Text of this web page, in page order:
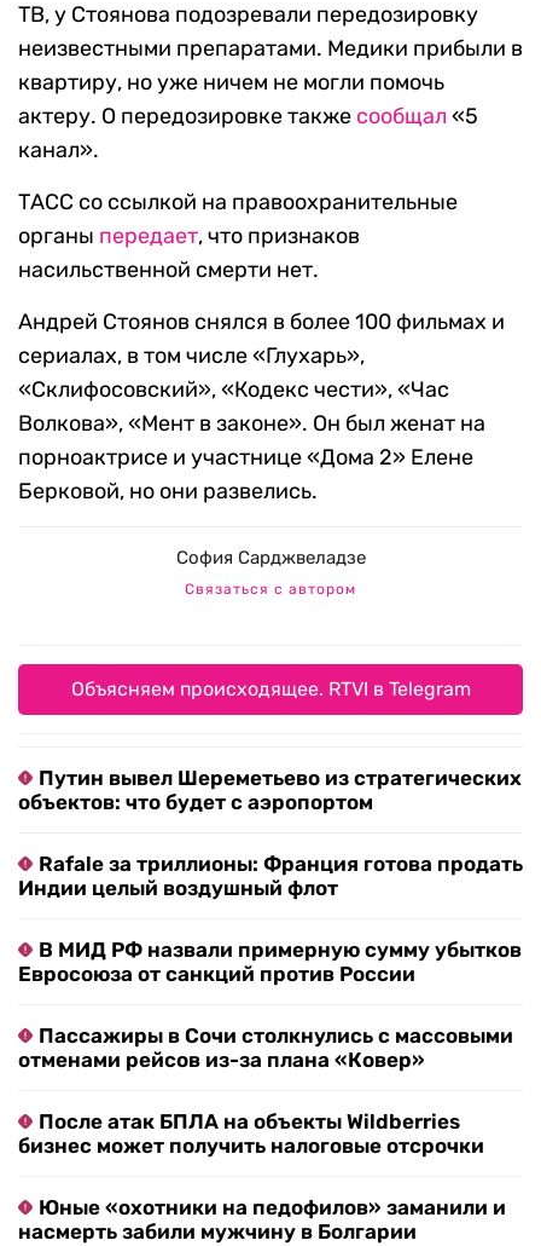
ТВ, у Стоянова подозревали передозировку
неизвестными препаратами. Медики прибыли в
квартиру, но уже ничем не могли помочь
актеру. О передозировке также сообщал «5
канал».
ТАСС со ссылкой на правоохранительные
органы передает, что признаков
насильственной смерти нет.
Андрей Стоянов снялся в более 100 фильмах и
сериалах, в том числе «Глухарь»,
«Склифосовский», «Кодекс чести», «Час
Волкова», «Мент в законе». Он был женат на
порноактрисе и участнице «Дома 2» Елене
Берковой, но они развелись.
София Сарджвеладзе
Связаться с автором
Объясняем происходящее. RTVI в Telegram
Путин вывел Шереметьево из стратегических
объектов: что будет с аэропортом
Rafale за триллионы: Франция готова продать
Индии целый воздушный флот
В МИД РФ назвали примерную сумму убытков
Евросоюза от санкций против России
Пассажиры в Сочи столкнулись с массовыми
отменами рейсов из-за плана «Ковер»
После атак БПЛА на объекты Wildberries
бизнес может получить налоговые отсрочки
Юные «охотники на педофилов» заманили и
насмерть забили мужчину в Болгарии